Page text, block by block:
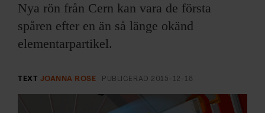
ARKIV & E-TIDNING
LYSSNA/PODD
Nya rön från Cern kan vara de första
spåren efter en än så länge okänd
elementarpartikel.
TEXT JOANNA ROSE PUBLICERAD 2015-12-18